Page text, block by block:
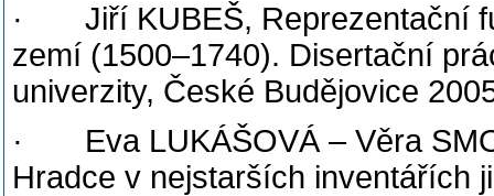
· Jiří KUBEŠ, Reprezentační
zemí (1500–1740). Disertační
univerzity, České Budějovice
· Eva LUKÁŠOVÁ – Věra
Hradce v nejstarších inventářích